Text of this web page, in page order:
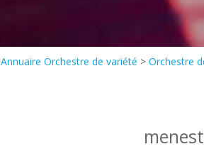
Annuaire Orchestre de variété > Orchestre